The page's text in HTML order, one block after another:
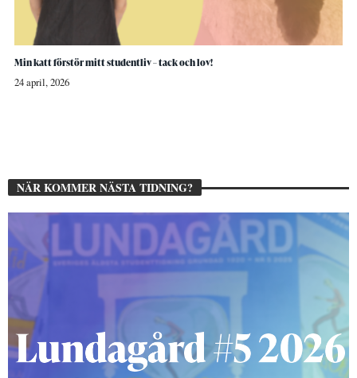
Min katt förstör mitt studentliv – tack och lov!
24 april, 2026
NÄR KOMMER NÄSTA TIDNING?